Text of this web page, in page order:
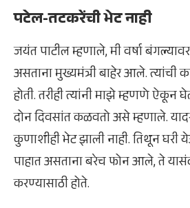
पटेल-तटकरेंची भेट नाही
जयंत पाटील म्हणाले, मी वर्षा
असताना मुख्यमंत्री बाहेर आले. त्यांची
होती. तरीही त्यांनी माझे म्हणणे
दोन दिवसांत कळवतो असे म्हणाले.
कुणाशीही भेट झाली नाही. तिथून
पाहात असताना बरेच फोन आले, ते
करण्यासाठी होते.